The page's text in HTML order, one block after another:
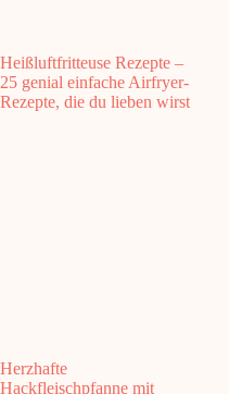
Heißluftfritteuse Rezepte –
25 genial einfache Airfryer-
Rezepte, die du lieben wirst
Herzhafte
Hackfleischpfanne mit